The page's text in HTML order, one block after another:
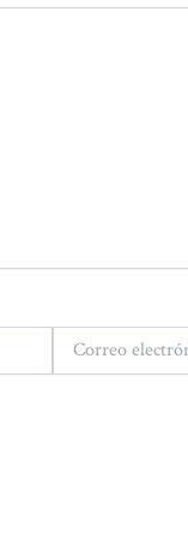
Correo
electrónico*